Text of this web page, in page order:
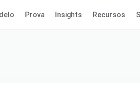
Prova Insights Recursos